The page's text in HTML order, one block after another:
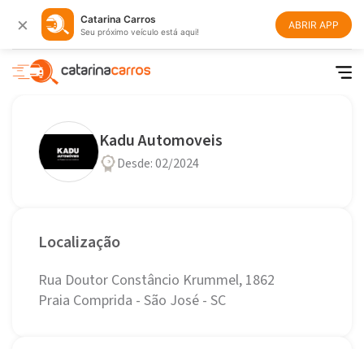
× Catarina Carros
Seu próximo veículo está aqui!
ABRIR APP
Kadu Automoveis
Desde: 02/2024
Localização
Rua Doutor Constâncio Krummel, 1862
Praia Comprida - São José - SC